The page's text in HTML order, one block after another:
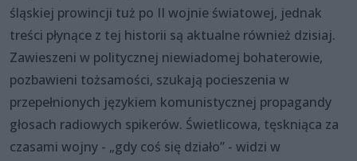
śląskiej prowincji tuż po II wojnie światowej, jednak
treści płynące z tej historii są aktualne również dzisiaj.
Zawieszeni w politycznej niewiadomej bohaterowie,
pozbawieni tożsamości, szukają pocieszenia w
przepełnionych językiem komunistycznej propagandy
głosach radiowych spikerów. Świetlicowa, tęskniąca za
czasami wojny - „gdy coś się działo” - widzi w